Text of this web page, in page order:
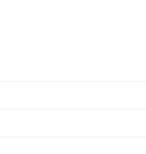
de carga, haciéndolo ideal
para quienes buscan
quieren lo último.